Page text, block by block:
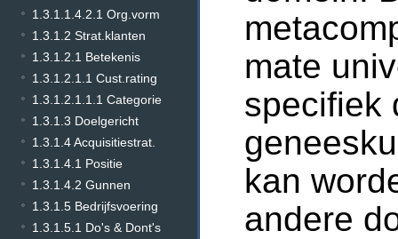
1.3.1.1.4.2.1 Org.vorm
1.3.1.2 Strat.klanten
1.3.1.2.1 Betekenis
1.3.1.2.1.1 Cust.rating
1.3.1.2.1.1.1 Categorie
1.3.1.3 Doelgericht
1.3.1.4 Acquisitiestrat.
1.3.1.4.1 Positie
1.3.1.4.2 Gunnen
1.3.1.5 Bedrijfsvoering
1.3.1.5.1 Do's & Dont's
mate
specifiek
kan
andere